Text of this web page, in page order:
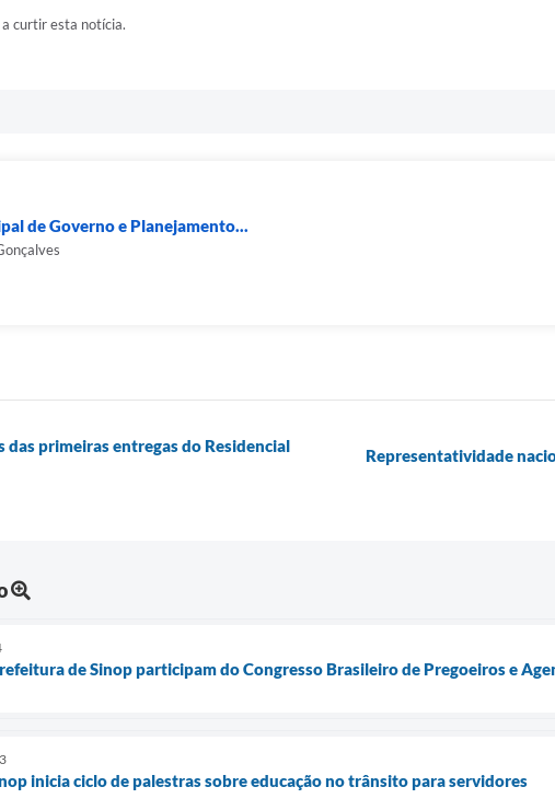
curtir esta notícia.
de Governo e Planejamento...
primeiras entregas do Residencial
Representatividade
de Sinop participam do Congresso Brasileiro de Pregoeiros e
inicia ciclo de palestras sobre educação no trânsito para servidores